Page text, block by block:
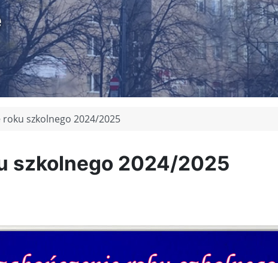
szkolnego 2024/2025
szkolnego 2024/2025